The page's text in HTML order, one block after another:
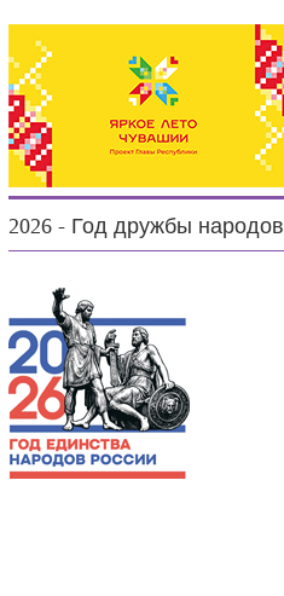
2026 - Год дружбы народов